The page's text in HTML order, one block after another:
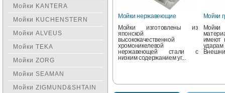
Мойки нержавеющие
Мойки изготовлены из
японской
высококачественной
хромоникелевой
нержавеющей стали с
низким содержанием уг...
Мойки
имеют
Мойки KANTERA
Мойки KUCHENSTERN
Мойки ALVEUS
Мойки TEKA
Мойки ZORG
Мойки SEAMAN
Мойки ZIGMUND&SHTAIN